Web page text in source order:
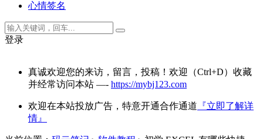
心情签名
登录
真诚欢迎您的来访，留言，投稿！欢迎（Ctrl+D）收藏
并经常访问本站 —- https://mybj123.com
欢迎在本站投放广告，特意开通合作通道 『立即了解详
情』